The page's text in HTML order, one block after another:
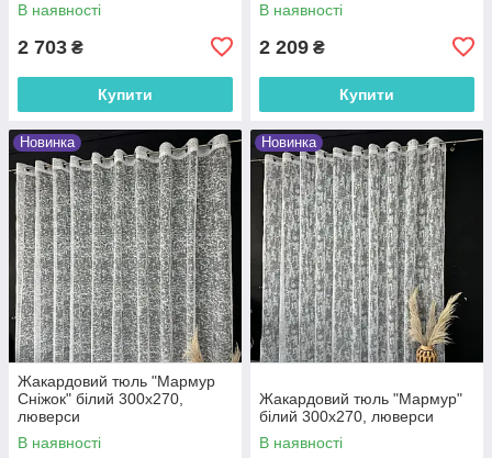
В наявності
2 703 ₴
Купити
В наявності
2 209 ₴
Купити
Новинка
Жакардовий тюль "Мармур
Сніжок" білий 300х270,
люверси
В наявності
Новинка
Жакардовий тюль "Мармур"
білий 300х270, люверси
В наявності